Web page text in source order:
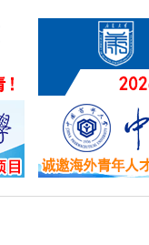
苏泊尔AI擦边
据
牌